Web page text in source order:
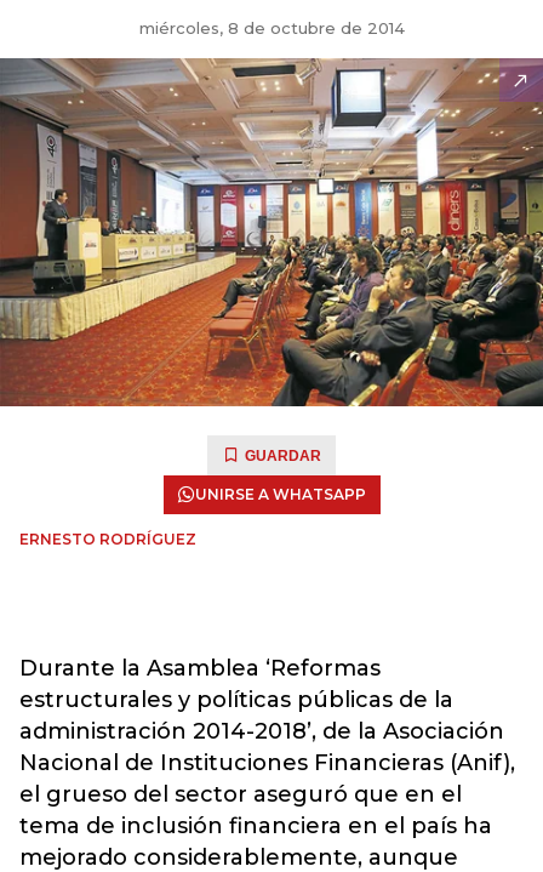
miércoles, 8 de octubre de 2014
GUARDAR
UNIRSE A WHATSAPP
ERNESTO RODRÍGUEZ
Durante la Asamblea ‘Reformas
estructurales y políticas públicas de la
administración 2014-2018’, de la Asociación
Nacional de Instituciones Financieras (Anif),
el grueso del sector aseguró que en el
tema de inclusión financiera en el país ha
mejorado considerablemente, aunque